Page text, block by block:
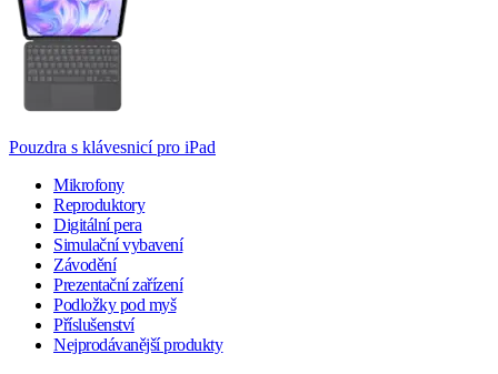
Pouzdra s klávesnicí pro iPad
Mikrofony
Reproduktory
Digitální pera
Simulační vybavení
Závodění
Prezentační zařízení
Podložky pod myš
Příslušenství
Nejprodávanější produkty